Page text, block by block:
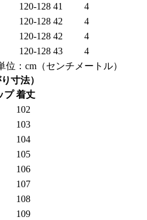
120-128 41
4
120-128 42
4
120-128 42
4
120-128 43
4
位：cm（センチメートル）
寸法）
プ 着丈
102
103
104
105
106
107
108
109